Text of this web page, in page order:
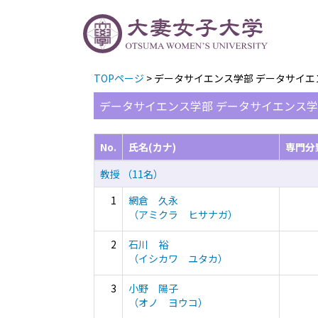
TOPページ > データサイエンス学部 データサイ
データサイエンス学部 データサイエンス
No. 氏名(カナ)
専門分
教授 （11名）
1
網倉 久永
（アミクラ ヒサナガ）
2
石川 裕
（イシカワ ユタカ）
3
小野 陽子
（オノ ヨウコ）